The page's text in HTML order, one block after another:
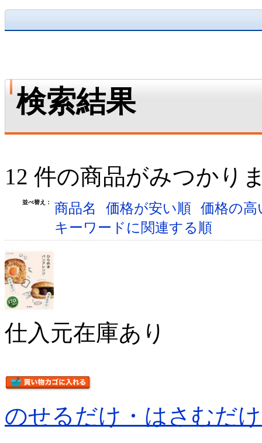
検索結果
12 件の商品がみつかり
並べ替え： 商品名 価格が安い順 価格の
キーワードに関連する順
仕入元在庫あり
のせるだけ・はさむだ